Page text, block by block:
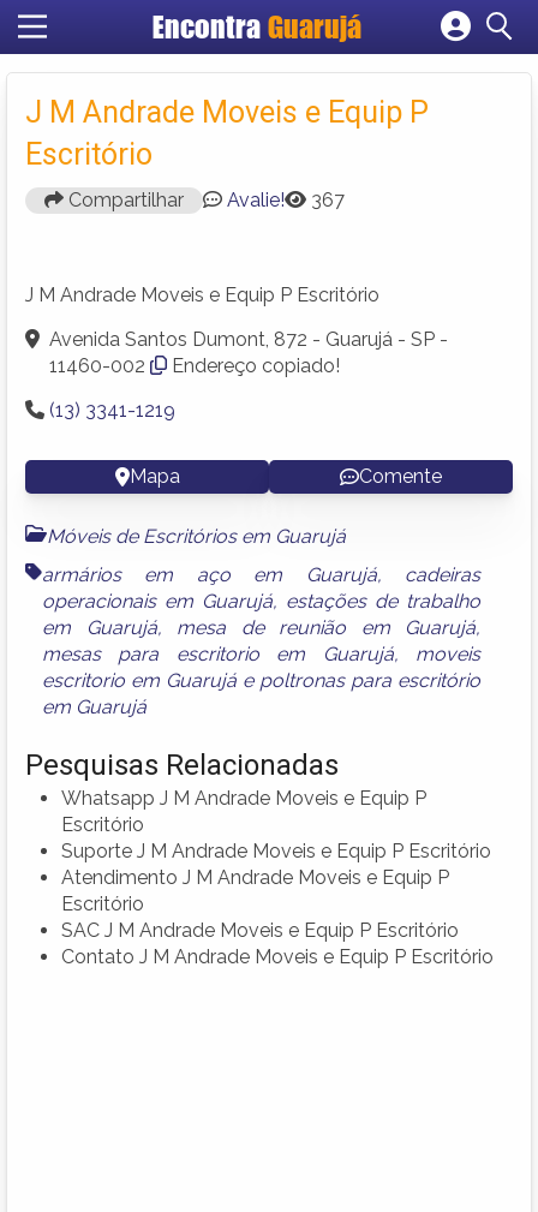
Encontra Guarujá
Cadastrar empresa
Criar conta
J M Andrade Moveis e Equip P
Escritório
Compartilhar Avalie! 367
J M Andrade Moveis e Equip P Escritório
Avenida Santos Dumont, 872 - Guarujá - SP -
11460-002
Endereço copiado!
(13) 3341-1219
Mapa Comente
Móveis de Escritórios em Guarujá
armários em aço em Guarujá, cadeiras
operacionais em Guarujá, estações de trabalho
em Guarujá, mesa de reunião em Guarujá,
mesas para escritorio em Guarujá, moveis
escritorio em Guarujá e poltronas para escritório
em Guarujá
Pesquisas Relacionadas
Whatsapp J M Andrade Moveis e Equip P
Escritório
Suporte J M Andrade Moveis e Equip P Escritório
Atendimento J M Andrade Moveis e Equip P
Escritório
SAC J M Andrade Moveis e Equip P Escritório
Contato J M Andrade Moveis e Equip P Escritório